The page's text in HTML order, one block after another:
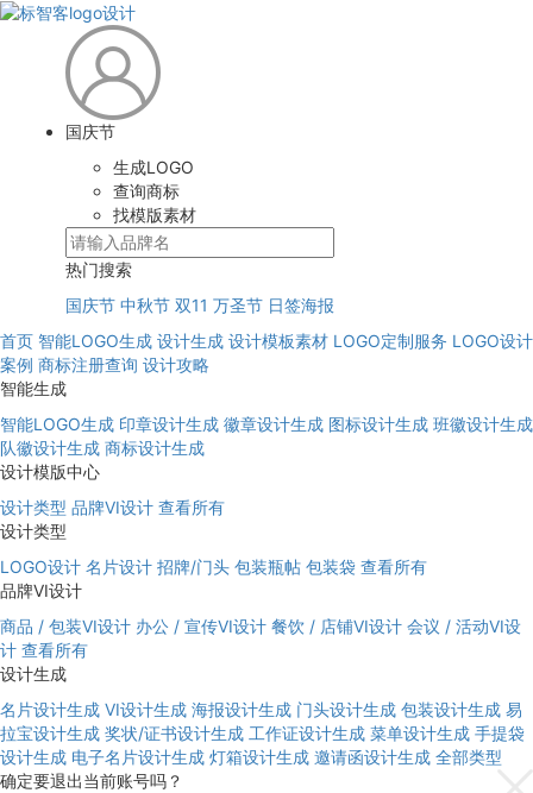
国庆节
生成LOGO
查询商标
找模版素材
热门搜索
国庆节 中秋节 双11 万圣节 日签海报
首页 智能LOGO生成 设计生成 设计模板素材 LOGO定制服务 LOGO设计
案例 商标注册查询 设计攻略
智能生成
智能LOGO生成 印章设计生成 徽章设计生成 图标设计生成 班徽设计生成
队徽设计生成 商标设计生成
设计模版中心
设计类型 品牌VI设计 查看所有
设计类型
LOGO设计 名片设计 招牌/门头 包装瓶帖 包装袋 查看所有
品牌VI设计
商品 / 包装VI设计 办公 / 宣传VI设计 餐饮 / 店铺VI设计 会议 / 活动VI设
计 查看所有
设计生成
名片设计生成 VI设计生成 海报设计生成 门头设计生成 包装设计生成 易
拉宝设计生成 奖状/证书设计生成 工作证设计生成 菜单设计生成 手提袋
设计生成 电子名片设计生成 灯箱设计生成 邀请函设计生成 全部类型
确定要退出当前账号吗？